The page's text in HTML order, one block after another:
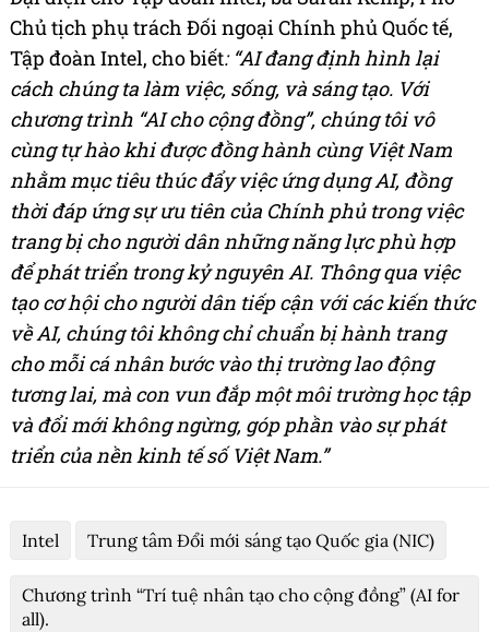
Chủ tịch phụ trách Đối ngoại Chính phủ Quốc tế,
Tập đoàn Intel, cho biết: “AI đang định hình lại
cách chúng ta làm việc, sống, và sáng tạo. Với
chương trình “AI cho cộng đồng”, chúng tôi vô
cùng tự hào khi được đồng hành cùng Việt Nam
nhằm mục tiêu thúc đẩy việc ứng dụng AI, đồng
thời đáp ứng sự ưu tiên của Chính phủ trong việc
trang bị cho người dân những năng lực phù hợp
để phát triển trong kỷ nguyên AI. Thông qua việc
tạo cơ hội cho người dân tiếp cận với các kiến thức
về AI, chúng tôi không chỉ chuẩn bị hành trang
cho mỗi cá nhân bước vào thị trường lao động
tương lai, mà con vun đắp một môi trường học tập
và đổi mới không ngừng, góp phần vào sự phát
triển của nền kinh tế số Việt Nam.”
Intel Trung tâm Đổi mới sáng tạo Quốc gia (NIC)
Chương trình “Trí tuệ nhân tạo cho cộng đồng” (AI for
all).